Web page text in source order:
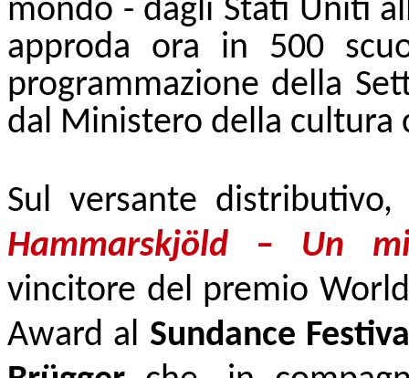
mondo - dagli Stati Uniti
approda ora in 500
programmazione della
dal Ministero della cultura
Sul versante
Hammarskjöld – Un
vincitore del premio
Award al Sundance